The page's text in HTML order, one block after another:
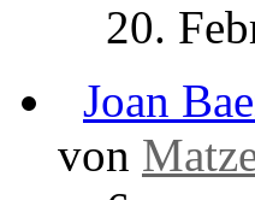
0
12982